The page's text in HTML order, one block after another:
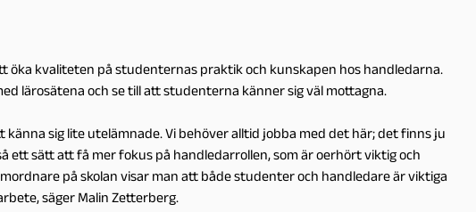
öka kvaliteten på studenternas praktik och kunskapen hos handledarna.
lärosätena och se till att studenterna känner sig väl mottagna.
sig lite utelämnade. Vi behöver alltid jobba med det här; det finns ju
ett sätt att få mer fokus på handledarrollen, som är oerhört viktig och
på skolan visar man att både studenter och handledare är viktiga
säger Malin Zetterberg.